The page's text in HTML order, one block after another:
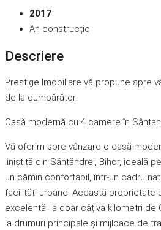
2017
An construcție
Descriere
Prestige Imobiliare vă propune spre
de la cumpărător:
Casă modernă cu 4 camere în
Vă oferim spre vânzare o casă
liniștită din Săntăndrei, Bihor, ideală
un cămin confortabil, într-un cadru
facilități urbane. Această proprietate
excelentă, la doar câțiva kilometri de
la drumuri principale și mijloace de